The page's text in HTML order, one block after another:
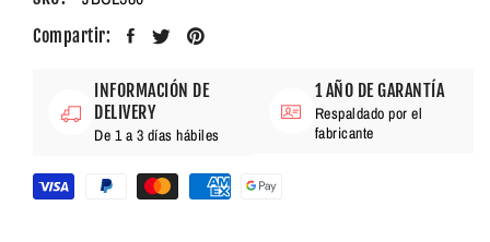
Compartir:
INFORMACIÓN DE
DELIVERY
De 1 a 3 días hábiles
1 AÑO DE GARANTÍA
Respaldado por el
fabricante